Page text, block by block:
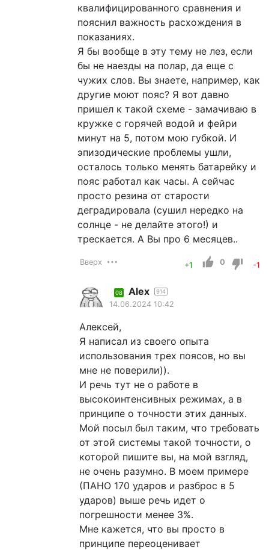
квалифицированного сравнения и
пояснил важность расхождения в
показаниях.
Я бы вообще в эту тему не лез, если
бы не наезды на полар, да еще с
чужих слов. Вы знаете, например, как
другие моют пояс? Я вот давно
пришел к такой схеме - замачиваю в
кружке с горячей водой и фейри
минут на 5, потом мою губкой. И
эпизодические проблемы ушли,
осталось только менять батарейку и
пояс работал как часы. А сейчас
просто резина от старости
деградировала (сушил нередко на
солнце - не делайте этого!) и
трескается. А Вы про 6 месяцев..
Вверх +1 0 -1
08 Alex 914
14.06.2024 10:42
Алексей,
Я написал из своего опыта
использования трех поясов, но вы
мне не поверили)).
И речь тут не о работе в
высокоинтенсивных режимах, а в
принципе о точности этих данных.
Мой посыл был таким, что требовать
от этой системы такой точности, о
которой пишите вы, на мой взгляд,
не очень разумно. В моем примере
(ПАНО 170 ударов и разброс в 5
ударов) выше речь идет о
погрешности менее 3%.
Мне кажется, что вы просто в
принципе переоценивает